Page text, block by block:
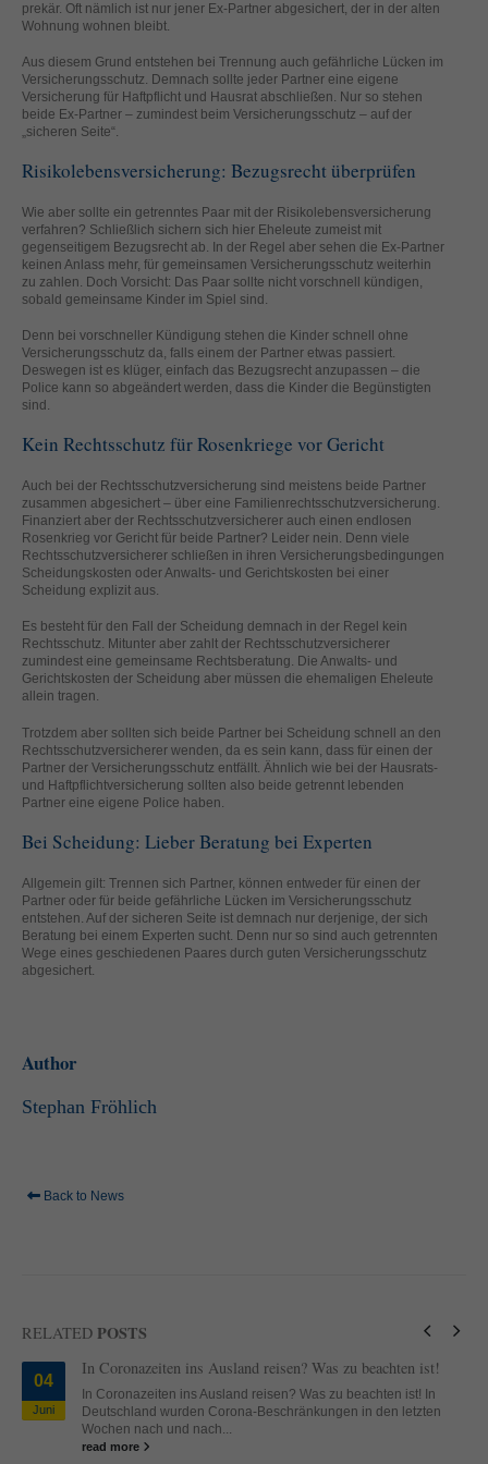
prekär. Oft nämlich ist nur jener Ex-Partner abgesichert, der in der alten
Wohnung wohnen bleibt.
Aus diesem Grund entstehen bei Trennung auch gefährliche Lücken im
Versicherungsschutz. Demnach sollte jeder Partner eine eigene
Versicherung für Haftpflicht und Hausrat abschließen. Nur so stehen
beide Ex-Partner – zumindest beim Versicherungsschutz – auf der
„sicheren Seite“.
Risikolebensversicherung: Bezugsrecht überprüfen
Wie aber sollte ein getrenntes Paar mit der Risikolebensversicherung
verfahren? Schließlich sichern sich hier Eheleute zumeist mit
gegenseitigem Bezugsrecht ab. In der Regel aber sehen die Ex-Partner
keinen Anlass mehr, für gemeinsamen Versicherungsschutz weiterhin
zu zahlen. Doch Vorsicht: Das Paar sollte nicht vorschnell kündigen,
sobald gemeinsame Kinder im Spiel sind.
Denn bei vorschneller Kündigung stehen die Kinder schnell ohne
Versicherungsschutz da, falls einem der Partner etwas passiert.
Deswegen ist es klüger, einfach das Bezugsrecht anzupassen – die
Police kann so abgeändert werden, dass die Kinder die Begünstigten
sind.
Kein Rechtsschutz für Rosenkriege vor Gericht
Auch bei der Rechtsschutzversicherung sind meistens beide Partner
zusammen abgesichert – über eine Familienrechtsschutzversicherung.
Finanziert aber der Rechtsschutzversicherer auch einen endlosen
Rosenkrieg vor Gericht für beide Partner? Leider nein. Denn viele
Rechtsschutzversicherer schließen in ihren Versicherungsbedingungen
Scheidungskosten oder Anwalts- und Gerichtskosten bei einer
Scheidung explizit aus.
Es besteht für den Fall der Scheidung demnach in der Regel kein
Rechtsschutz. Mitunter aber zahlt der Rechtsschutzversicherer
zumindest eine gemeinsame Rechtsberatung. Die Anwalts- und
Gerichtskosten der Scheidung aber müssen die ehemaligen Eheleute
allein tragen.
Trotzdem aber sollten sich beide Partner bei Scheidung schnell an den
Rechtsschutzversicherer wenden, da es sein kann, dass für einen der
Partner der Versicherungsschutz entfällt. Ähnlich wie bei der Hausrats-
und Haftpflichtversicherung sollten also beide getrennt lebenden
Partner eine eigene Police haben.
Bei Scheidung: Lieber Beratung bei Experten
Allgemein gilt: Trennen sich Partner, können entweder für einen der
Partner oder für beide gefährliche Lücken im Versicherungsschutz
entstehen. Auf der sicheren Seite ist demnach nur derjenige, der sich
Beratung bei einem Experten sucht. Denn nur so sind auch getrennten
Wege eines geschiedenen Paares durch guten Versicherungsschutz
abgesichert.
Author
Stephan Fröhlich
Back to News
RELATED POSTS
04
Juni
In Coronazeiten ins Ausland reisen? Was zu beachten ist!
In Coronazeiten ins Ausland reisen? Was zu beachten ist! In
Deutschland wurden Corona-Beschränkungen in den letzten
Wochen nach und nach...
read more
helfen, diese Website und Ihre Erfahrung zu verbessern.
Personenbezogene Daten können verarbeitet werden (z. B. IP-
Adressen), z. B. für personalisierte Anzeigen und Inhalte oder
Anzeigen- und Inhaltsmessung. Weitere Informationen über die
Verwendung Ihrer Daten finden Sie in unserer
Datenschutzerklärung.
Hier finden Sie eine Übersicht über alle verwendeten Cookies. Sie
weitere Informationen anzeigen lassen und so nur bestimmte
Alle akzeptieren Speichern
Zurück Nur essenzielle Cookies akzeptieren
Datenschutzeinstellungen
Essenzielle Cookies ermöglichen grundlegende Funktionen und sind für
die einwandfreie Funktion der Website erforderlich.
Externe Medien (2)
Inhalte von Videoplattformen und Social-Media-Plattformen werden
standardmäßig blockiert. Wenn Cookies von externen Medien akzeptiert
werden, bedarf der Zugriff auf diese Inhalte keiner manuellen Einwilligung
mehr.
Cookie-Informationen anzeigen